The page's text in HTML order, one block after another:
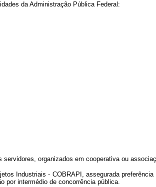
da Administração Pública Federal:
organizados em cooperativa ou
Industriais - COBRAPI, assegurada
por intermédio de concorrência pública.